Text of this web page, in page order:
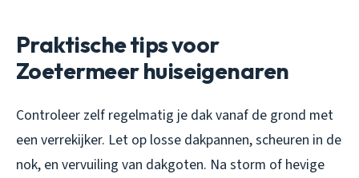
Praktische tips voor
Zoetermeer huiseigenaren
Controleer zelf regelmatig je dak vanaf de grond met
een verrekijker. Let op losse dakpannen, scheuren in de
nok, en vervuiling van dakgoten. Na storm of hevige